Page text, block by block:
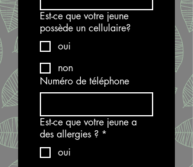
Est-ce que votre jeune
possède un cellulaire?
oui
non
Numéro de téléphone
Est-ce que votre jeune a
des allergies ? *
oui